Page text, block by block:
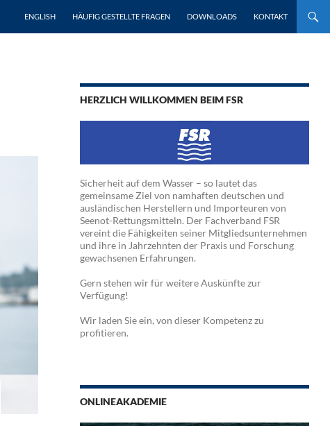
ENGLISH HÄUFIG GESTELLTE FRAGEN DOWNLOADS KONTAKT
HERZLICH WILLKOMMEN BEIM FSR
Sicherheit auf dem Wasser – so lautet das
gemeinsame Ziel von namhaften deutschen und
ausländischen Herstellern und Importeuren von
Seenot-Rettungsmitteln. Der Fachverband FSR
vereint die Fähigkeiten seiner Mitgliedsunternehmen
und ihre in Jahrzehnten der Praxis und Forschung
gewachsenen Erfahrungen.
Gern stehen wir für weitere Auskünfte zur
Verfügung!
Wir laden Sie ein, von dieser Kompetenz zu
profitieren.
ONLINEAKADEMIE